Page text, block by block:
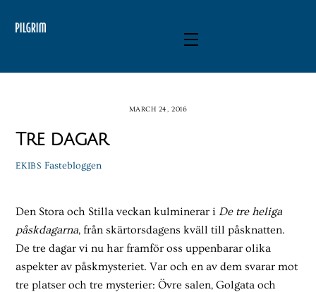
Menu
MARCH 24, 2016
Tre dagar
EKIBS Fastebloggen
Den Stora och Stilla veckan kulminerar iDe tre heliga
påskdagarna, från skärtorsdagens kväll till påsknatten.
De tre dagar vi nu har framför oss uppenbarar olika
aspekter av påskmysteriet. Var och en av dem svarar mot
tre platser och tre mysterier: Övre salen, Golgata och